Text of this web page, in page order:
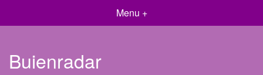
Menu +
Buienradar